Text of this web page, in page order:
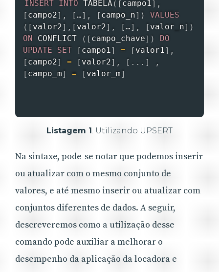
INSERT INTO TABELA( [ campo1] ,
[ campo2] , […] , [ campo_n] )
VALUES
( [ valor2] , [ valor2] , […] , [ valor_n] )
ON
CONFLICT ( [ campo_chave] )
DO
UPDATE
SET [ campo1] = [ valor1] ,
[ campo2] = [ valor2] , [ . . . ]
,
[ campo_m] = [ valor_m]
Listagem 1 . Utilizando UPSERT
Na sintaxe, pode-se notar que podemos inserir
ou atualizar com o mesmo conjunto de
valores, e até mesmo inserir ou atualizar com
conjuntos diferentes de dados. A seguir,
descreveremos como a utilização desse
comando pode auxiliar a melhorar o
desempenho da aplicação da locadora e